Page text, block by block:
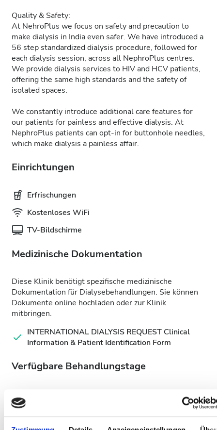
Quality & Safety:
At NehroPlus we focus on safety and precaution to
make dialysis in India even safer. We have introduced a
56 step standardized dialysis procedure, followed for
each dialysis session, across all NephroPlus centres.
We provide dialysis services to HIV and HCV patients,
offering the same high standards and the safety of
isolated spaces.
We constantly introduce additional care features for
our patients for painless and effective dialysis. At
NephroPlus patients can opt-in for buttonhole needles,
which make dialysis a painless affair.
Einrichtungen
Erfrischungen
Kostenloses WiFi
TV-Bildschirme
Medizinische Dokumentation
Diese Klinik benötigt spezifische medizinische
Dokumentation für Dialysebehandlungen. Sie können
Dokumente online hochladen oder zur Klinik
mitbringen.
INTERNATIONAL DIALYSIS REQUEST Clinical
Information & Patient Identification Form
Verfügbare Behandlungstage